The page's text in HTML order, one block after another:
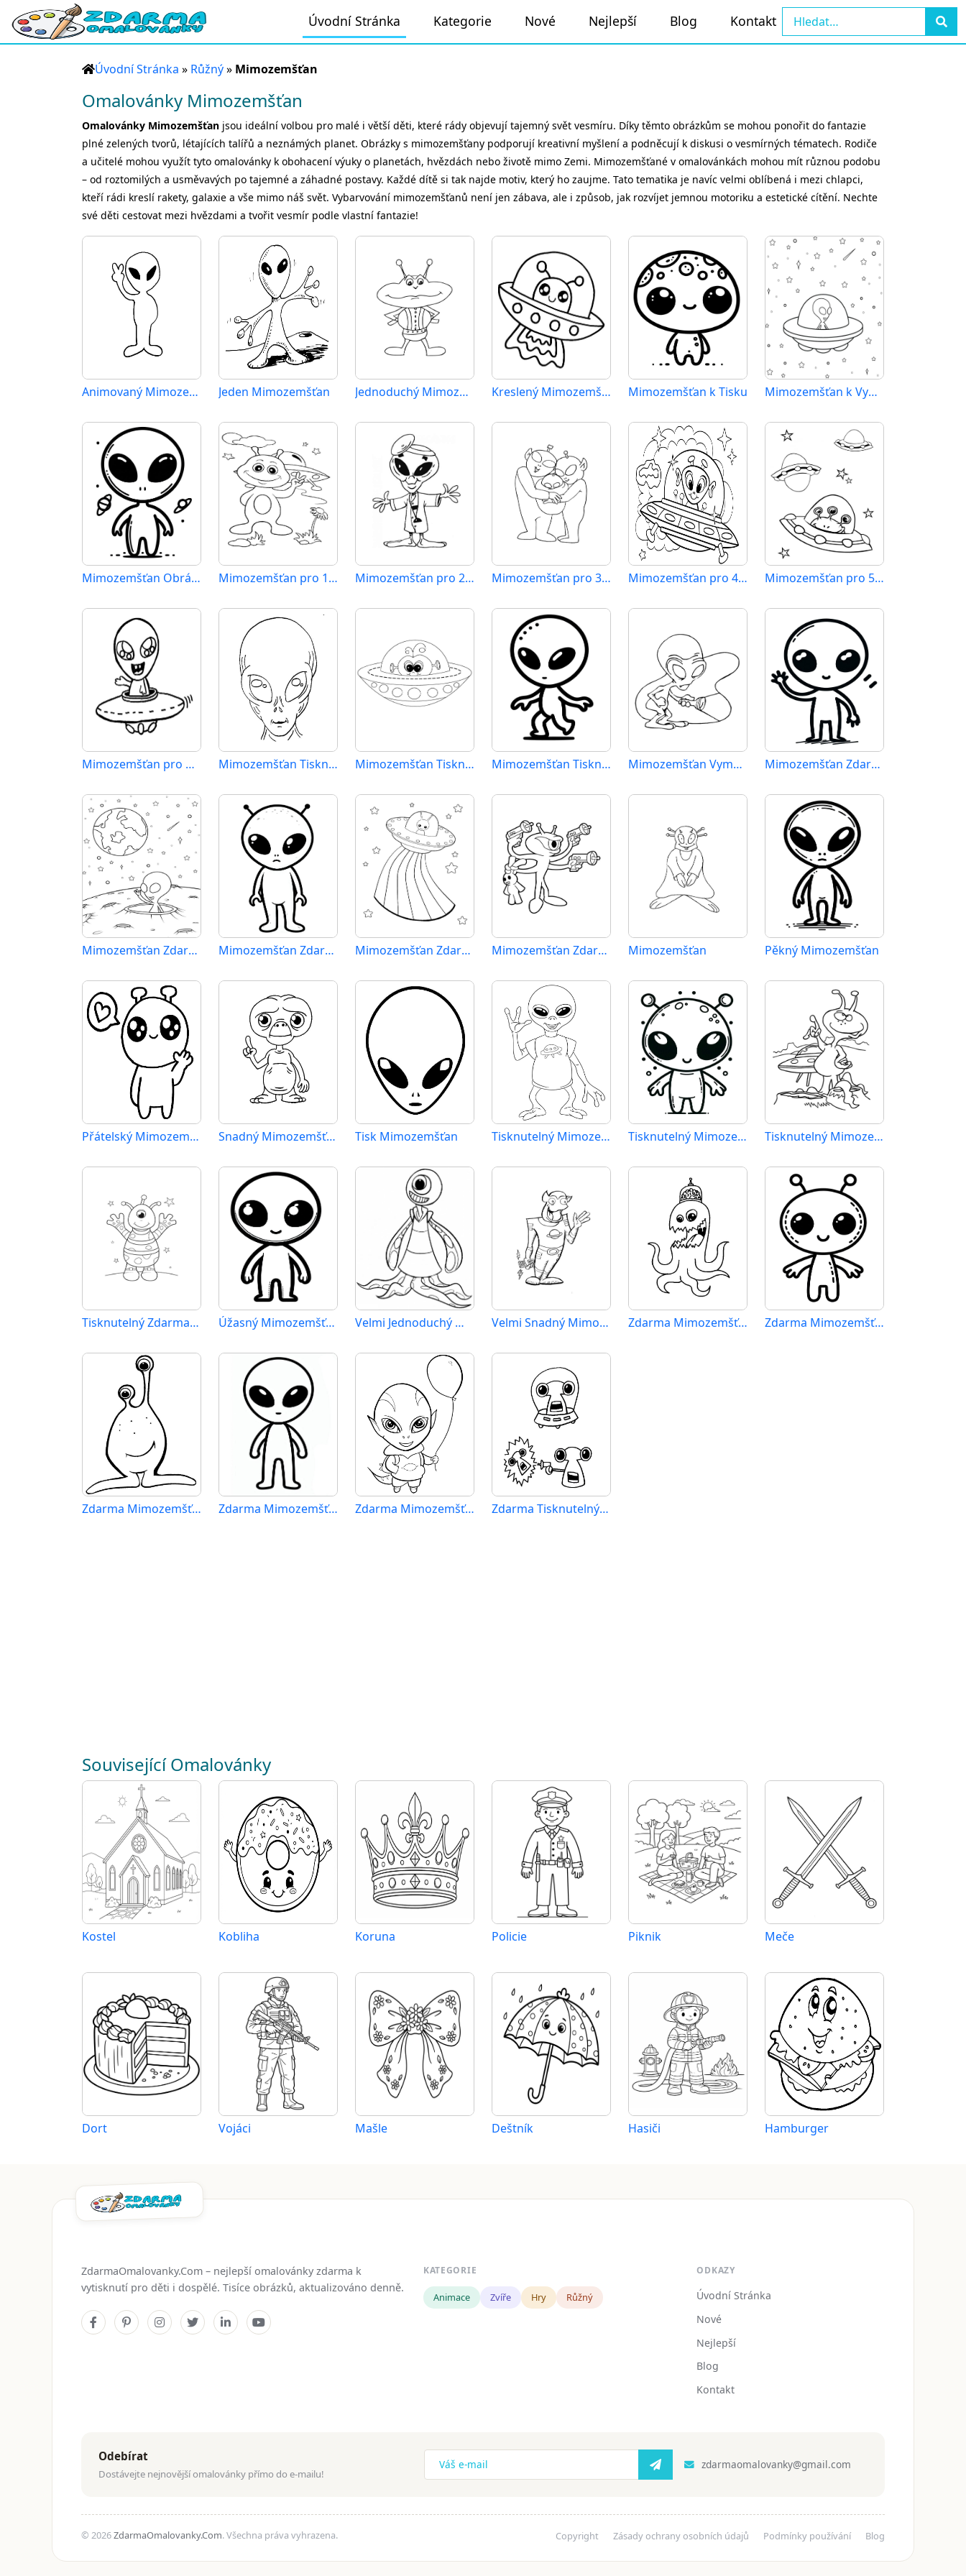
Úvodní Stránka Kategorie Nové Nejlepší Blog Kontakt
Úvodní Stránka » Růžný» Mimozemšťan
Omalovánky Mimozemšťan
Omalovánky Mimozemšťan jsou ideální volbou pro malé i větší děti, které rády objevují tajemný svět vesmíru. Díky těmto obrázkům se mohou ponořit do fantazie
plné zelených tvorů, létajících talířů a neznámých planet. Obrázky s mimozemšťany podporují kreativní myšlení a podněcují k diskusi o vesmírných tématech. Rodiče
a učitelé mohou využít tyto omalovánky k obohacení výuky o planetách, hvězdách nebo životě mimo Zemi. Mimozemšťané v omalovánkách mohou mít různou podobu
– od roztomilých a usměvavých po tajemné a záhadné postavy. Každé dítě si tak najde motiv, který ho zaujme. Tato tematika je navíc velmi oblíbená i mezi chlapci,
kteří rádi kreslí rakety, galaxie a vše mimo náš svět. Vybarvování mimozemšťanů není jen zábava, ale i způsob, jak rozvíjet jemnou motoriku a estetické cítění. Nechte
své děti cestovat mezi hvězdami a tvořit vesmír podle vlastní fantazie!
Animovaný Mimozemšťan Jeden Mimozemšťan Jednoduchý Mimozemšťan Kreslený Mimozemšťan Mimozemšťan k Tisku Mimozemšťan k Vymalování
Mimozemšťan Obrázek Mimozemšťan pro 1leté Děti Mimozemšťan pro 2leté Děti Mimozemšťan pro 3leté Děti Mimozemšťan pro 4leté Děti Mimozemšťan pro 5leté Děti
Mimozemšťan pro Děti Mimozemšťan Tisknutelný pro Děti Mimozemšťan Tisknutelný Zdarma Mimozemšťan Tisknutelný Mimozemšťan Vymalovatelné pro Děti Mimozemšťan Zdarama
Mimozemšťan Zdarma pro Děti Mimozemšťan Zdarma Tisknutelný Mimozemšťan Zdarma Vymalovatelné Obrázek Mimozemšťan Zdarma Mimozemšťan Pěkný Mimozemšťan
Přátelský Mimozemšťan Snadný Mimozemšťan Tisk Mimozemšťan Tisknutelný Mimozemšťan Obrázek pro Děti Tisknutelný Mimozemšťan Obrázek Tisknutelný Mimozemšťan
Tisknutelný Zdarma Mimozemšťan Úžasný Mimozemšťan Velmi Jednoduchý Mimozemšťan Velmi Snadný Mimozemšťan Zdarma Mimozemšťan k Tisku pro Děti Zdarma Mimozemšťan Obrázek
Zdarma Mimozemšťan pro Malé Děti Zdarma Mimozemšťan Vymalovatelné Zdarma Mimozemšťan Zdarma Tisknutelný Mimozemšťan
Související Omalovánky
Kostel Kobliha Koruna Policie Piknik Meče
Dort Vojáci Mašle Deštník Hasiči Hamburger
ZdarmaOmalovanky.Com – nejlepší omalovánky zdarma k
vytisknutí pro děti i dospělé. Tisíce obrázků, aktualizováno denně.
KATEGORIE
Animace Zvíře Hry Růžný
ODKAZY
Úvodní Stránka
Nové
Nejlepší
Blog
Kontakt
Odebírat
Dostávejte nejnovější omalovánky přímo do e-mailu!
zdarmaomalovanky@gmail.com
© 2026ZdarmaOmalovanky.Com. Všechna práva vyhrazena. Copyright Zásady ochrany osobních údajů Podmínky používání Blog